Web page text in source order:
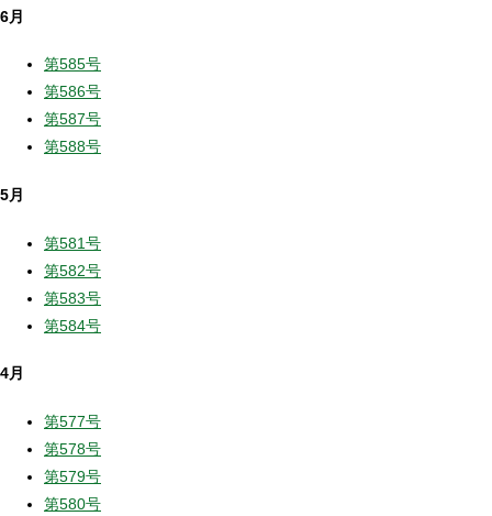
6月
第585号
第586号
第587号
第588号
5月
第581号
第582号
第583号
第584号
4月
第577号
第578号
第579号
第580号